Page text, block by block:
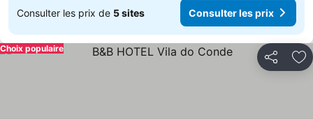
Consulter les prix de 5 sites Consulter les prix
Partager
Choix populaire